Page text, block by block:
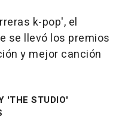
k-pop', el
se llevó los premios
y mejor canción
'THE STUDIO'